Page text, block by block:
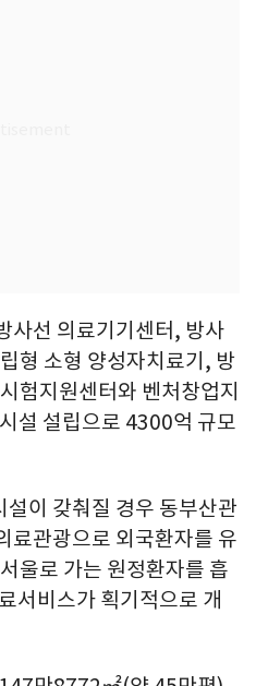
사선 의료기기센터, 방사
형 소형 양성자치료기, 방
험지원센터와 벤처창업지
설 설립으로 4300억 규모
이 갖춰질 경우 동부산관
료관광으로 외국환자를 유
울로 가는 원정환자를 흡
서비스가 획기적으로 개